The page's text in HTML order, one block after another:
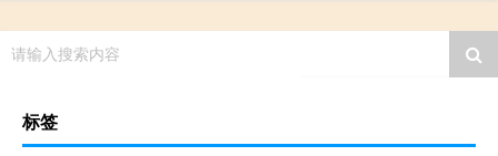
请输入搜索内容
标签